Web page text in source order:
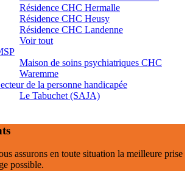
Résidence CHC Hermalle
Résidence CHC Heusy
Résidence CHC Landenne
Voir tout
Maison de soins psychiatriques CHC
Waremme
de la personne handicapée
Le Tabuchet (SAJA)
assurons en toute situation la meilleure prise
possible.